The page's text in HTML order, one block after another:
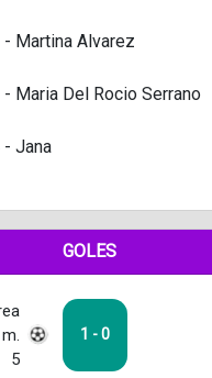
- Martina Alvarez
- Maria Del Rocio Serrano
- Jana
GOLES
5
1 - 0